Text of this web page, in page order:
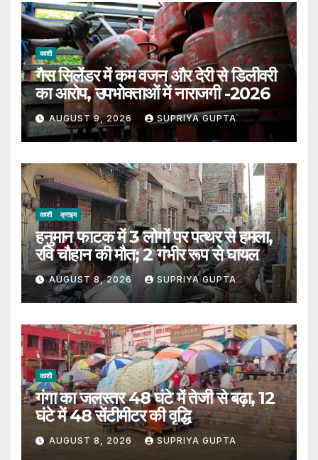
काशी
गैस सिलेंडर में कम वजन और देरी से डिलीवरी
का आरोप, उपभोक्ताओं में नाराजगी -2026
AUGUST 9, 2026 SUPRIYA GUPTA
काशी क्राइम
हनुमान फाटक में 3 लोगों पर पत्थर से हमला,
रवि चौहान की मौत; 2 गंभीर रूप से घायल
AUGUST 8, 2026 SUPRIYA GUPTA
काशी
गंगा का जलस्तर 48 घंटे में तेजी से बढ़ा, 12
घंटे में 48 सेंटीमीटर की वृद्धि
AUGUST 8, 2026 SUPRIYA GUPTA